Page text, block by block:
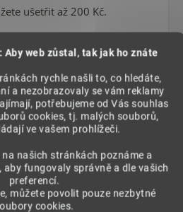
Aby web zůstal, tak jak ho znáte
rychle našli to, co hledáte,
a nezobrazovaly se vám reklamy
potřebujeme od Vás souhlas
cookies, tj. malých souborů,
ve vašem prohlížeči.
na našich stránkách poznáme a
aby fungovaly správně a dle vašich
preferencí.
můžete povolit pouze nezbytné
cookies.
ušetřit až 200 Kč.
50/50
semenaPaullinie
prášek zTribulus terrestris -